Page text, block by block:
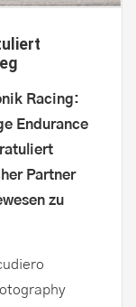
Racing:
Endurance
Partner
zu